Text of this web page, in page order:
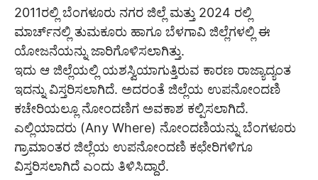
2011ರಲ್ಲಿ ಬೆಂಗಳೂರು ನಗರ ಜಿಲ್ಲೆ ಮತ್ತು 2024 ರಲ್ಲಿ
ಮಾರ್ಚ್‌ನಲ್ಲಿ ತುಮಕೂರು ಹಾಗೂ ಬೆಳಗಾವಿ ಜಿಲ್ಲೆಗಳಲ್ಲಿ ಈ
ಯೋಜನೆಯನ್ನು ಜಾರಿಗೊಳಿಸಲಾಗಿತ್ತು.
ಇದು ಆ ಜಿಲ್ಲೆಯಲ್ಲಿ ಯಶಸ್ವಿಯಾಗುತ್ತಿರುವ ಕಾರಣ ರಾಜ್ಯಾದ್ಯಂತ
ಇದನ್ನು ವಿಸ್ತರಿಸಲಾಗಿದೆ. ಅದರಂತೆ ಜಿಲ್ಲೆಯ ಉಪನೋಂದಣಿ
ಕಚೇರಿಯಲ್ಲೂ ನೋಂದಣಿಗ ಅವಕಾಶ ಕಲ್ಪಿಸಲಾಗಿದೆ.
ಎಲ್ಲಿಯಾದರು (Any Where) ನೋಂದಣಿಯನ್ನು ಬೆಂಗಳೂರು
ಗ್ರಾಮಾಂತರ ಜಿಲ್ಲೆಯ ಉಪನೋಂದಣಿ ಕಛೇರಿಗಳಿಗೂ
ವಿಸ್ತರಿಸಲಾಗಿದೆ ಎಂದು ತಿಳಿಸಿದ್ದಾರೆ.